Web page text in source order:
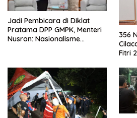
Jadi Pembicara di Diklat
Pratama DPP GMPK, Menteri
Nusron: Nasionalisme
356
Fitri